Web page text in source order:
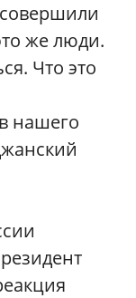
же люди.
Что это
нашего